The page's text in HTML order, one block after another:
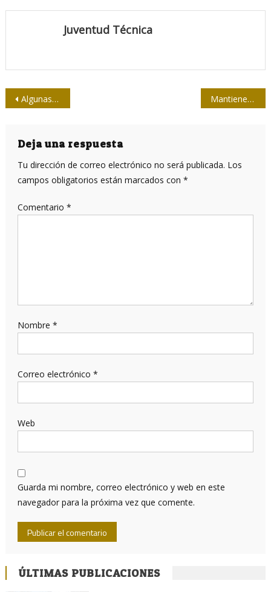
Juventud Técnica
Navegación
entradas
Algunas preocupaciones desde nuestras filas Mantienen efectividad inmunógenos cubanos anti COVID-19
Deja una respuesta
Tu dirección de correo electrónico no será publicada. Los
campos obligatorios están marcados con *
Comentario *
Nombre *
Correo electrónico *
Web
Guarda mi nombre, correo electrónico y web en este
navegador para la próxima vez que comente.
ÚLTIMAS PUBLICACIONES